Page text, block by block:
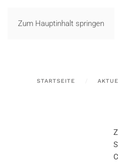
Zum Hauptinhalt springen
STARTSEITE